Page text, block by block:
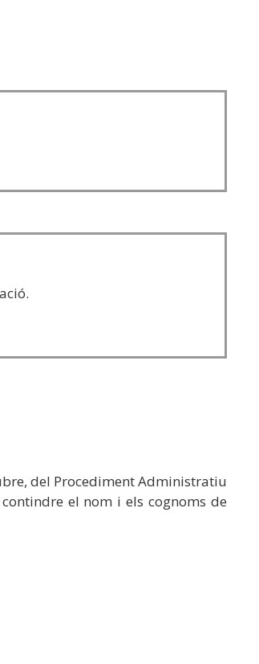
del Procediment Administratiu
el nom i els cognoms de